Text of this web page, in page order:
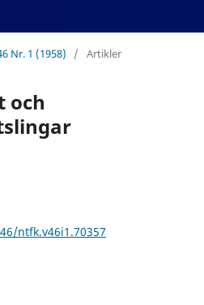
Nr. 1 (1958) / Artikler
och
ntfk.v46i1.70357